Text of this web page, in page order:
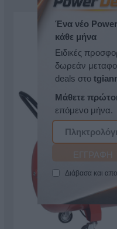
ΝΈΑ & ΆΡΘΡΑ
Ένα νέο Power
κάθε μήνα
Ειδικές
δωρεάν
deals στο
Μάθετε πρώτοι
επόμενο μήνα.
Διάβασα και